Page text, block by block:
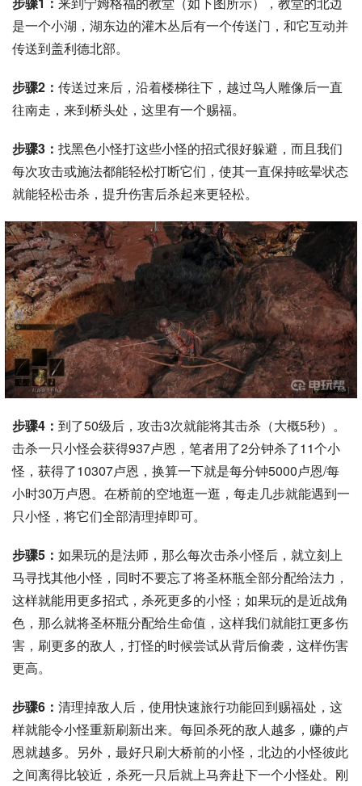
是一个小湖，湖东边的灌木丛后有一个传送门，和它互动并
传送到盖利德北部。
步骤2： 传送过来后，沿着楼梯往下，越过鸟人雕像后一直
往南走，来到桥头处，这里有一个赐福。
步骤3： 找黑色小怪打这些小怪的招式很好躲避，而且我们
每次攻击或施法都能轻松打断它们，使其一直保持眩晕状态
就能轻松击杀，提升伤害后杀起来更轻松。
步骤4： 到了50级后，攻击3次就能将其击杀（大概5秒）。
击杀一只小怪会获得937卢恩，笔者用了2分钟杀了11个小
怪，获得了10307卢恩，换算一下就是每分钟5000卢恩/每
小时30万卢恩。在桥前的空地逛一逛，每走几步就能遇到一
只小怪，将它们全部清理掉即可。
步骤5： 如果玩的是法师，那么每次击杀小怪后，就立刻上
马寻找其他小怪，同时不要忘了将圣杯瓶全部分配给法力，
这样就能用更多招式，杀死更多的小怪；如果玩的是近战角
色，那么就将圣杯瓶分配给生命值，这样我们就能扛更多伤
害，刷更多的敌人，打怪的时候尝试从背后偷袭，这样伤害
更高。
步骤6： 清理掉敌人后，使用快速旅行功能回到赐福处，这
样就能令小怪重新刷新出来。每回杀死的敌人越多，赚的卢
恩就越多。另外，最好只刷大桥前的小怪，北边的小怪彼此
之间离得比较近，杀死一只后就上马奔赴下一个小怪处。刚